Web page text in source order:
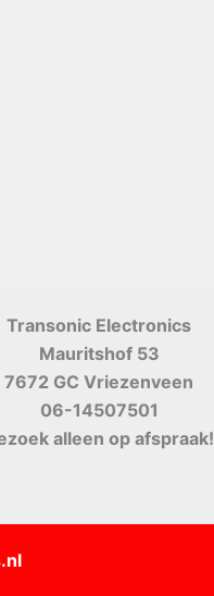
Transonic Electronics
Mauritshof 53
7672 GC Vriezenveen
06-14507501
alleen op afspraak!